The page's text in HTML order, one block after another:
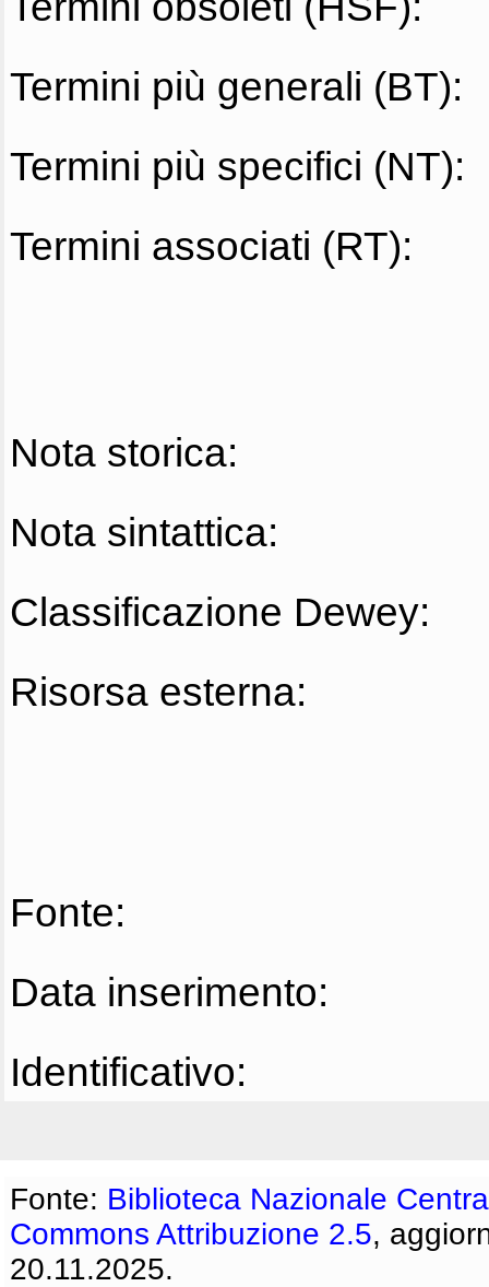
Termini più generali (BT):
Termini più specifici (NT):
Termini associati (RT):
Nota storica:
Nota sintattica:
Classificazione Dewey:
Risorsa esterna:
Fonte:
Data inserimento:
Identificativo:
Fonte: Biblioteca Nazionale
Commons Attribuzione 2.5,
20.11.2025.